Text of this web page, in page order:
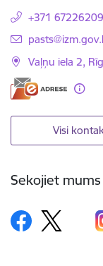
+371 67226209
E-pasts:
Vaļņu iela 2,
Visi
Sekojiet mums